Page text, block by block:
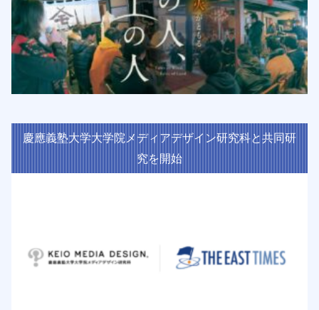
慶應義塾大学大学院メディアデザイン研究科と共同研
究を開始